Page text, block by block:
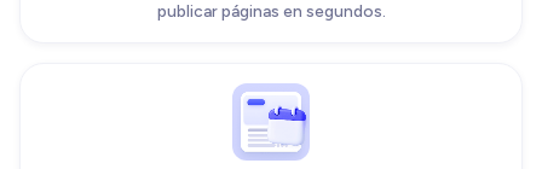
publicar páginas en segundos.